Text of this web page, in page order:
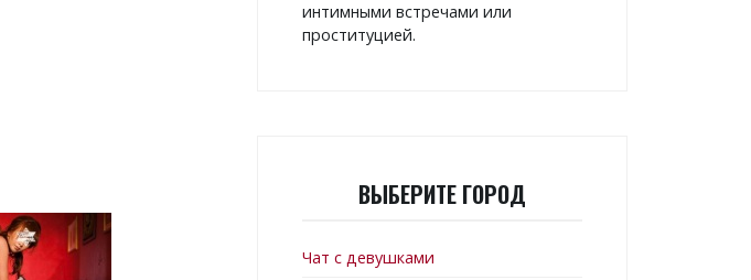
интимными встречами или
проституцией.
ВЫБЕРИТЕ ГОРОД
Чат с девушками